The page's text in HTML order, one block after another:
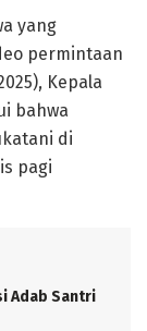
yang
permintaan
Kepala
bahwa
di
pagi
Adab Santri